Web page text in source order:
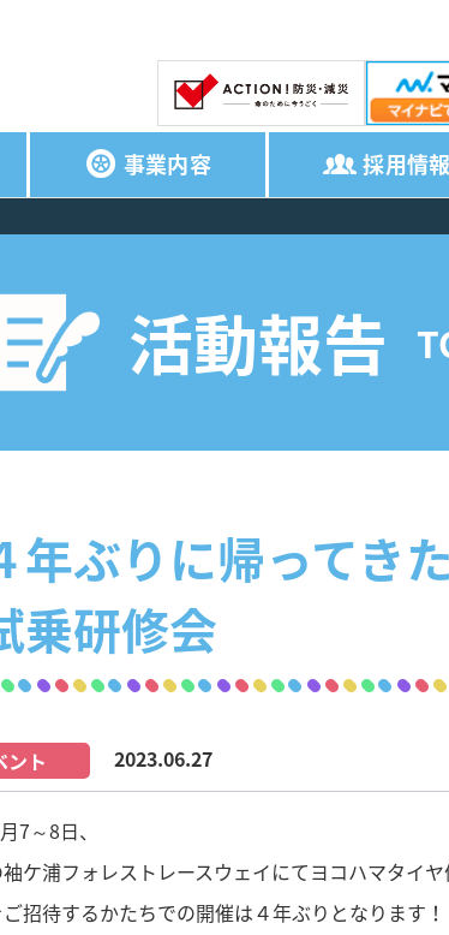
事業内容 採用情報
活動報告
年ぶりに帰ってき
乗研修会
ント 2023.06.27
7～8日、
ケ浦フォレストレースウェイにてヨコハマタイヤ
招待するかたちでの開催は４年ぶりとなります！